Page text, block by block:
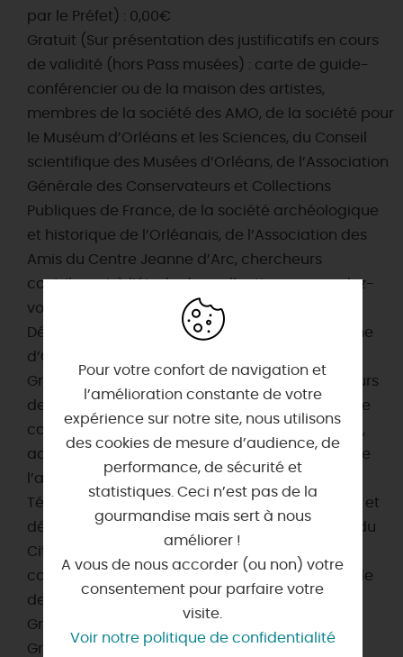
par le Préfet) : 0,00€
Gratuit (Sur présentation des justificatifs en cours
de validité (hors Pass musées) : carte de guide-
conférencier ou de la maison des artistes,
membres de la société des AMO, de la société pour
le Muséum d’Orléans et les Sciences, du Conseil
scientifique des Musées d’Orléans, de l’Association
Générale des Conservateurs et Collections
Publiques de France, de la société archéologique
et historique de l’Orléanais, de l’Association des
Amis du Centre Jeanne d’Arc, chercheurs
contribuant à l’étude des collections sur rendez-
vous avec un conservateur, agents du
Département du Loiret et de l’Office du Tourisme
d’Orléans) : 0,00€
Gratuit (Sur présentation des justificatifs en cours
de validité (hors Pass musées) : prêteurs dans le
cadre d’expositions dans les musées d’Orléans,
adhérents CNAS – Antenne Centre, membres de
l’association MCVL, participants Week-end
Télérama, porteurs d’une contremarque datée et
délivrée par les musées d’Orléans, détenteurs du
City Pass et Pass Loire à Vélo, porteurs d’une
contremarque datée et délivrée par le Protocole
de la Ville d’Orléans) : 0,00€
Gratuit (- de 26 ans) : 0,00€
Gratuit (Pass Musées) : 0,00€
Pour votre confort de navigation et
l’amélioration constante de votre
expérience sur notre site, nous utilisons
des cookies de mesure d’audience, de
performance, de sécurité et
statistiques. Ceci n’est pas de la
gourmandise mais sert à nous
améliorer !
A vous de nous accorder (ou non) votre
consentement pour parfaire votre
visite.
Voir notre politique de confidentialité